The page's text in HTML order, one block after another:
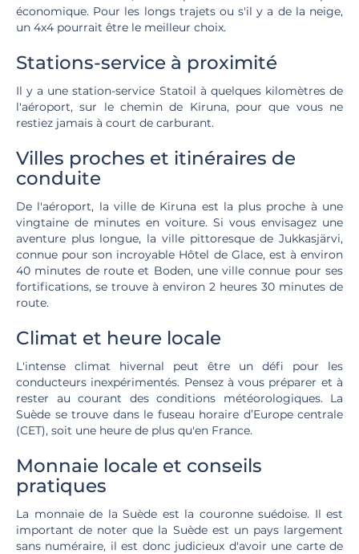
économique. Pour les longs trajets ou s'il y a de la neige,
un 4x4 pourrait être le meilleur choix.
Stations-service à proximité
Il y a une station-service Statoil à quelques kilomètres de
l'aéroport, sur le chemin de Kiruna, pour que vous ne
restiez jamais à court de carburant.
Villes proches et itinéraires de
conduite
De l'aéroport, la ville de Kiruna est la plus proche à une
vingtaine de minutes en voiture. Si vous envisagez une
aventure plus longue, la ville pittoresque de Jukkasjärvi,
connue pour son incroyable Hôtel de Glace, est à environ
40 minutes de route et Boden, une ville connue pour ses
fortifications, se trouve à environ 2 heures 30 minutes de
route.
Climat et heure locale
L'intense climat hivernal peut être un défi pour les
conducteurs inexpérimentés. Pensez à vous préparer et à
rester au courant des conditions météorologiques. La
Suède se trouve dans le fuseau horaire d’Europe centrale
(CET), soit une heure de plus qu'en France.
Monnaie locale et conseils
pratiques
La monnaie de la Suède est la couronne suédoise. Il est
important de noter que la Suède est un pays largement
sans numéraire, il est donc judicieux d'avoir une carte de